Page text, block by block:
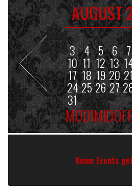
AUGUST
3 4 5 6 7
10 11 12 13
17 18 19 20
2425 26 27
31
MODIMIDO
Keine Events